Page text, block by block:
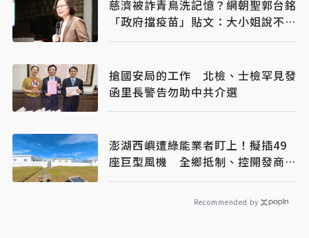
慈濟被詐青鳥洗記憶？網朝聖郭台銘
「政府擋疫苗」貼文：大小姐說不要
買
搶國安局的工作 北檢、士檢罕見發
函里長警告勿助中共介選
澎湖西嶼遭綠能業者盯上！擬插49
座巨型風機 全鄉抵制、控開發商打
消耗戰
Recommended by